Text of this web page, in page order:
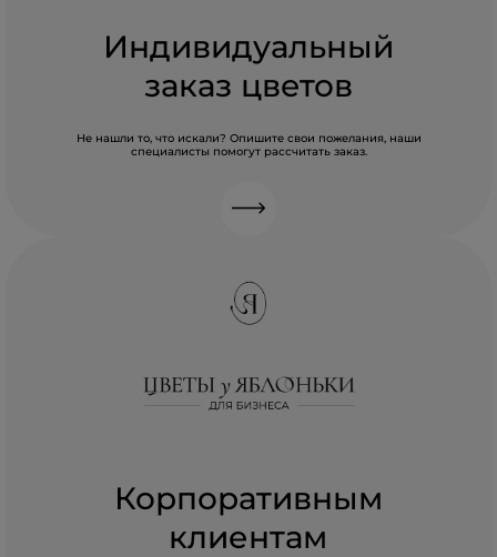
Индивидуальный
заказ цветов
Не нашли то, что искали? Опишите свои пожелания, наши
специалисты помогут рассчитать заказ.
Корпоративным
клиентам